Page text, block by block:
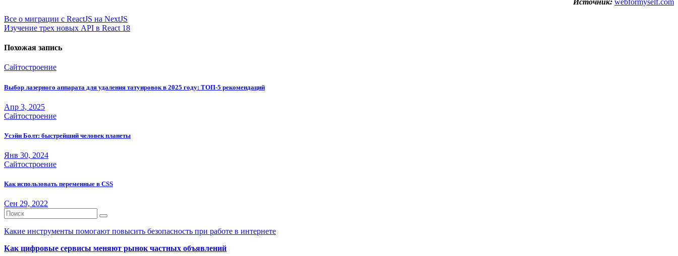
Навигация
по
записям
Все о миграции с ReactJS на NextJS
Изучение трех новых API в React 18
Похожая запись
Сайтостроение
Выбор лазерного аппарата для удаления татуировок в 2025 году: ТОП-5 рекомендаций
Апр 3, 2025
Сайтостроение
Усэйн Болт: быстрейший человек планеты
Янв 30, 2024
Сайтостроение
Как использовать переменные в CSS
Сен 29, 2022
Какие инструменты помогают повысить безопасность при работе в интернете
Как цифровые сервисы меняют рынок частных объявлений